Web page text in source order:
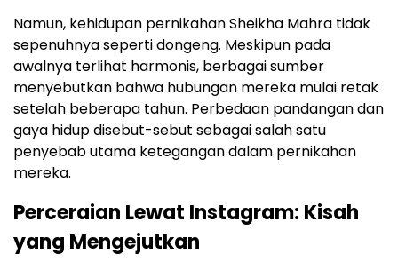
Namun, kehidupan pernikahan Sheikha Mahra tidak
sepenuhnya seperti dongeng. Meskipun pada
awalnya terlihat harmonis, berbagai sumber
menyebutkan bahwa hubungan mereka mulai retak
setelah beberapa tahun. Perbedaan pandangan dan
gaya hidup disebut-sebut sebagai salah satu
penyebab utama ketegangan dalam pernikahan
mereka.
Perceraian Lewat Instagram: Kisah
yang Mengejutkan